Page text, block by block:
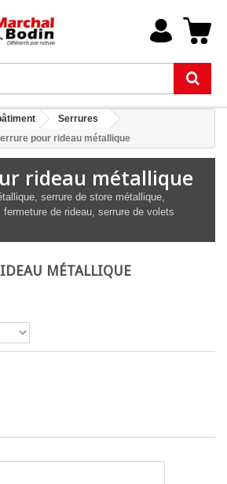
Serrures
pour rideau métallique
rideau métallique
serrure de store métallique,
de rideau, serrure de volets
MÉTALLIQUE